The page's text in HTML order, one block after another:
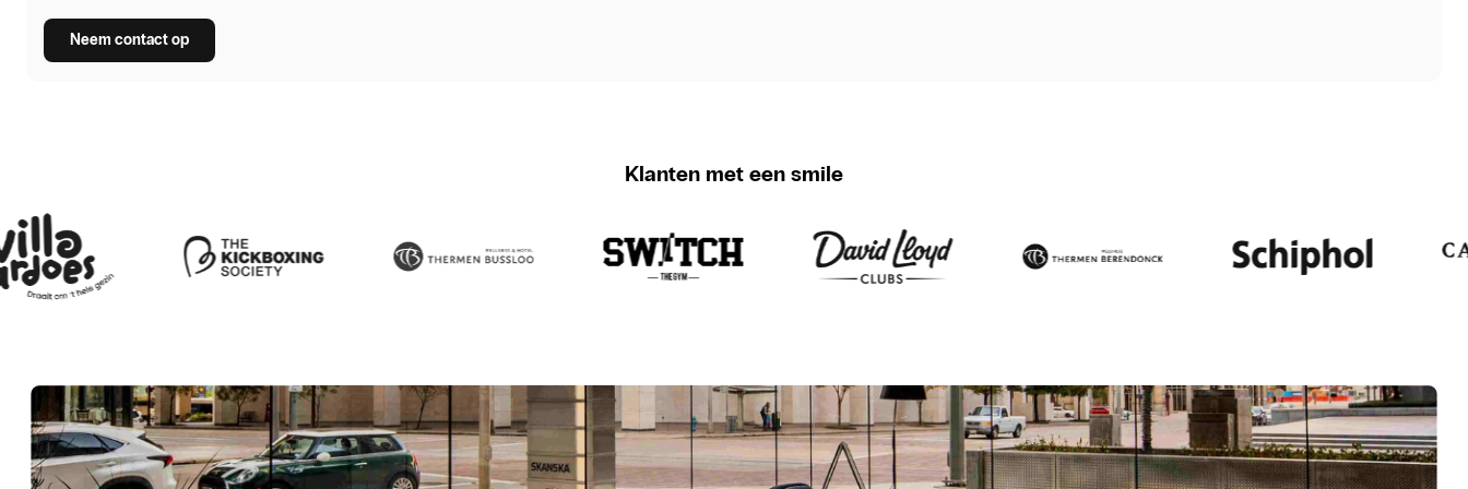
Neem contact op
Klanten met een smile